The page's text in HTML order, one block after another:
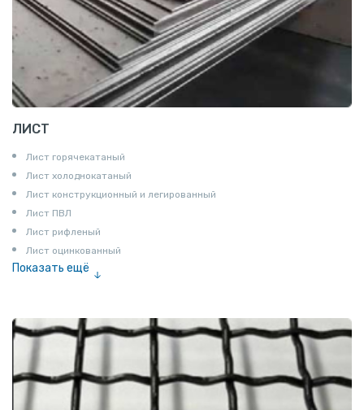
ЛИСТ
Лист горячекатаный
Лист холоднокатаный
Лист конструкционный и легированный
Лист ПВЛ
Лист рифленый
Лист оцинкованный
Показать ещё